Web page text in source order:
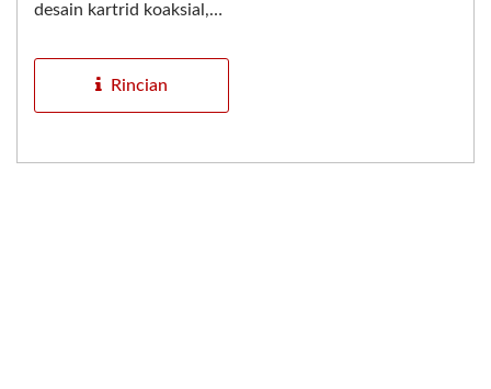
desain kartrid koaksial,
Rincian